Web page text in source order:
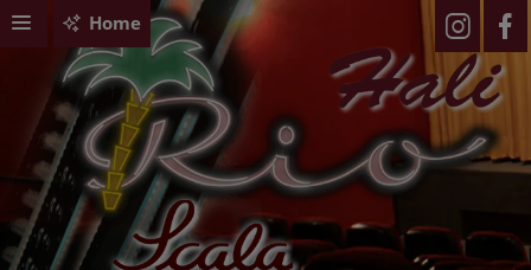
Home